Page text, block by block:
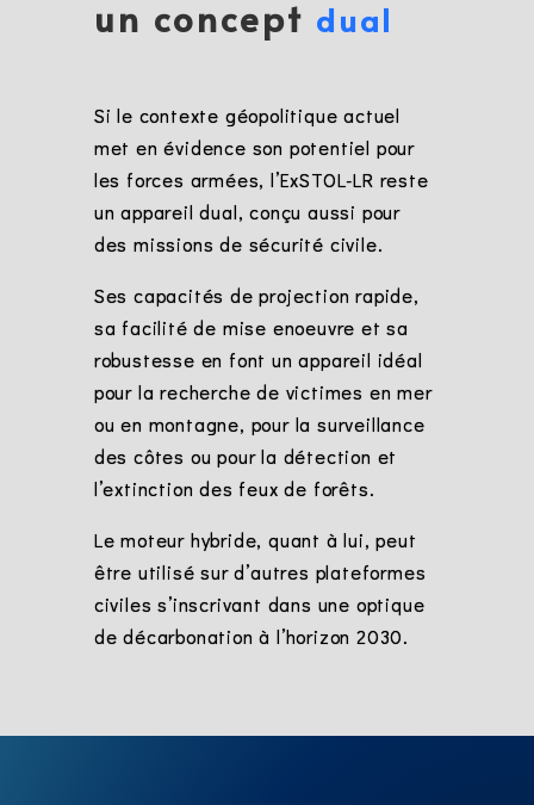
un concept dual
Si le contexte géopolitique actuel
met en évidence son potentiel pour
les forces armées, l’ExSTOL-LR reste
un appareil dual, conçu aussi pour
des missions de sécurité civile.
Ses capacités de projection rapide,
sa facilité de mise enoeuvre et sa
robustesse en font un appareil idéal
pour la recherche de victimes en mer
ou en montagne, pour la surveillance
des côtes ou pour la détection et
l’extinction des feux de forêts.
Le moteur hybride, quant à lui, peut
être utilisé sur d’autres plateformes
civiles s’inscrivant dans une optique
de décarbonation à l’horizon 2030.